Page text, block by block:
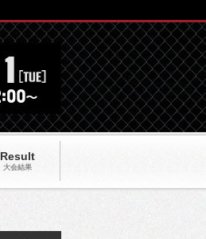
Result
大会結果